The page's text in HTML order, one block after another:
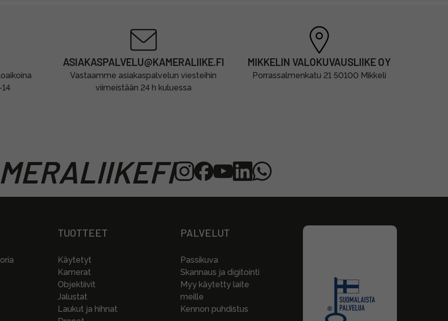
ASIAKASPALVELU@KAMERALIIKE.FI
Vastaamme asiakaspalvelun viesteihin
viimeistään 24 h kuluessa
MIKKELIN VALOKUVAUSLIIKE OY
Porrassalmenkatu 21 50100 Mikkeli
TUOTTEET
Käytetyt
Kamerat
Objektiivit
Jalustat
Laukut ja hihnat
PALVELUT
Passikuva
Skannaus ja digitointi
Myy käytetty laite
meille
Kennon puhdistus